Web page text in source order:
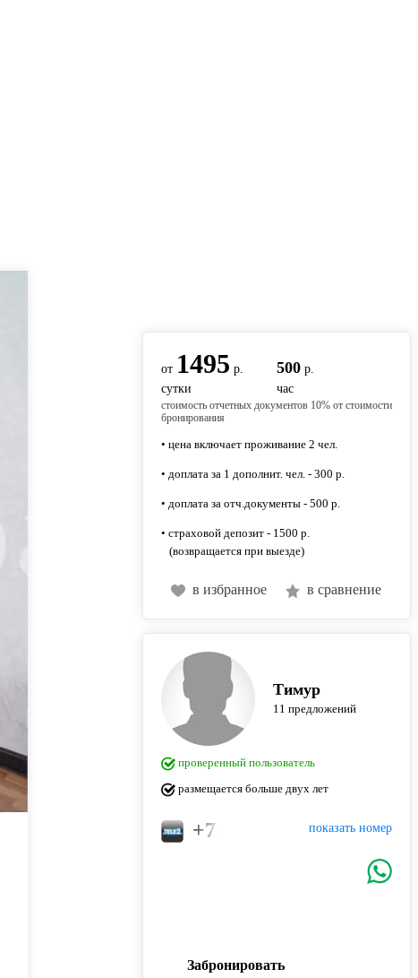
от 1495 р.
сутки
500 р.
час
стоимость отчетных документов 10% от стоимости
бронирования
• цена включает проживание 2 чел.
• доплата за 1 дополнит. чел. - 300 р.
• доплата за отч.документы - 500 р.
• страховой депозит - 1500 р.
(возвращается при выезде)
в избранное в сравнение
Тимур
11 предложений
проверенный пользователь
размещается больше двух лет
показать номер
+7 (904) 766-52-94
Забронировать